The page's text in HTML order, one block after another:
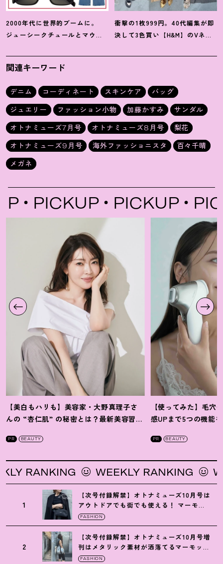
2000年代に世界的ブームに。
ジューシークチュールとマウ
ド】6選
衝撃の1枚999円。40代編集が即
決して3色買い【H&M】のVネッ
3選
関連キーワード
デニム コーディネート スキンケア
バッグ
ジュエリー
ファッション小物 加藤かすみ
サンダル
オトナミューズ7月号
オトナミューズ8月号
梨花
オトナミューズ9月号
海外ファッショニスタ
百々千晴
メガネ
PICKUP PICKUP
【美白もハリも】美容家・大野真理子さ
んの “杏仁肌” の秘密とは ？ 最新美容習慣
PR BEAUTY
【使ってみた】毛穴
感UPまで5つの機能
PR BEAUTY
RANKING WEEKLY RANKING
1
【次号付録解禁】オトナミューズ10月号は
アウトドアでも街でも使える ！ マーモッ
トの黒ショルダー
FASHION
2
【次号付録解禁】オトナミューズ10月号増
刊はメタリック素材が洒落てるマーモット
の保冷バッグ
FASHION